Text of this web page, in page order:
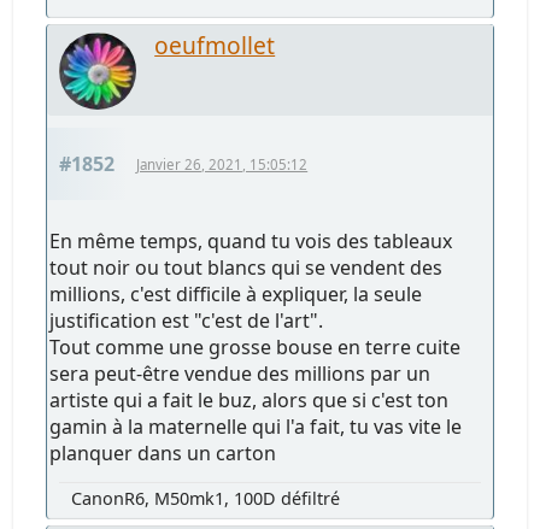
oeufmollet
#1852 Janvier 26, 2021, 15:05:12
En même temps, quand tu vois des tableaux
tout noir ou tout blancs qui se vendent des
millions, c'est difficile à expliquer, la seule
justification est "c'est de l'art".
Tout comme une grosse bouse en terre cuite
sera peut-être vendue des millions par un
artiste qui a fait le buz, alors que si c'est ton
gamin à la maternelle qui l'a fait, tu vas vite le
planquer dans un carton
CanonR6, M50mk1, 100D défiltré